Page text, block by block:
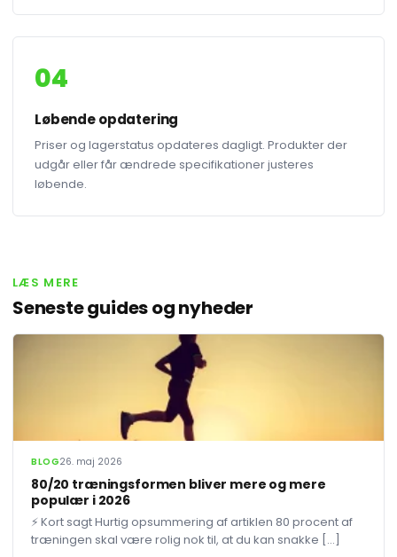
04
Løbende opdatering
Priser og lagerstatus opdateres dagligt. Produkter der
udgår eller får ændrede specifikationer justeres
løbende.
LÆS MERE
Seneste guides og nyheder
BLOG26. maj 2026
80/20 træningsformen bliver mere og mere
populær i 2026
⚡ Kort sagt Hurtig opsummering af artiklen 80 procent af
træningen skal være rolig nok til, at du kan snakke […]